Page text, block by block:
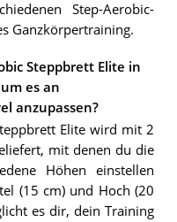
Step-Aerobic-
Ganzkörpertraining.
Steppbrett Elite in
es an
anzupassen?
Elite wird mit 2
mit denen du die
Höhen einstellen
(15 cm) und Hoch (20
es dir, dein Training